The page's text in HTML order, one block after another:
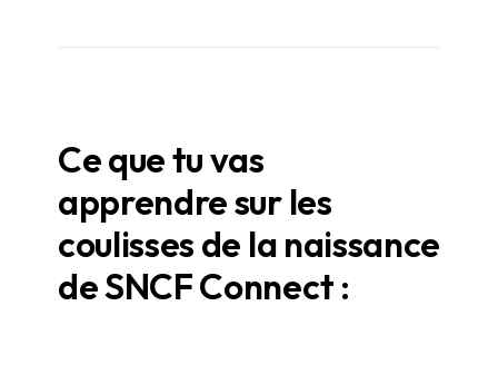
Ce que tu vas
apprendre sur les
coulisses de la naissance
de SNCF Connect :